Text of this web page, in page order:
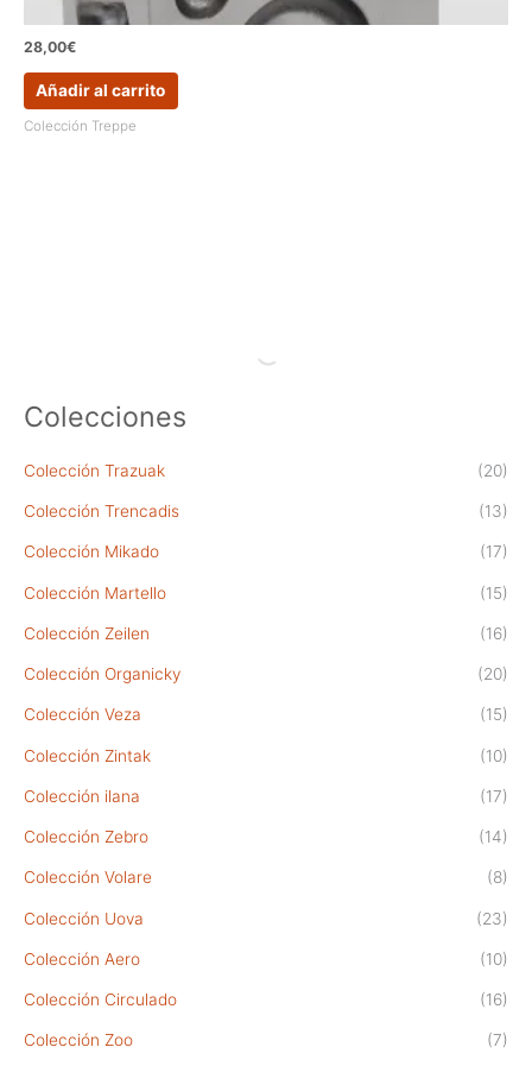
Colecciones
Colección Trazuak (20)
Colección Trencadis (13)
Colección Mikado (17)
Colección Martello (15)
Colección Zeilen (16)
Colección Organicky (20)
Colección Veza (15)
Colección Zintak (10)
Colección ilana (17)
Colección Zebro (14)
Colección Volare (8)
Colección Uova (23)
Colección Aero (10)
Colección Circulado (16)
Colección Zoo (7)
28,00€
Añadir al carrito
Colección Treppe